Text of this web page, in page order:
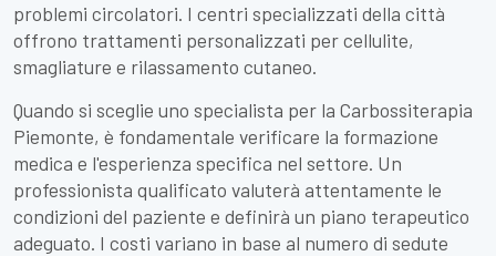
problemi circolatori. I centri specializzati della città
offrono trattamenti personalizzati per cellulite,
smagliature e rilassamento cutaneo.
Quando si sceglie uno specialista per la Carbossiterapia
Piemonte, è fondamentale verificare la formazione
medica e l'esperienza specifica nel settore. Un
professionista qualificato valuterà attentamente le
condizioni del paziente e definirà un piano terapeutico
adeguato. I costi variano in base al numero di sedute